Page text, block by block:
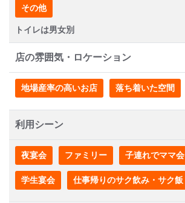
その他
トイレは男女別
店の雰囲気・ロケーション
地場産率の高いお店 落ち着いた空間
利用シーン
夜宴会 ファミリー 子連れでママ会
学生宴会 仕事帰りのサク飲み・サク飯